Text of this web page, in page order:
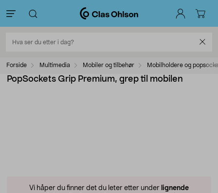
Forside Multimedia Mobiler og tilbehør Mobilholdere og
PopSockets Grip Premium, grep til mobilen
Vi håper du finner det du leter etter under lignende